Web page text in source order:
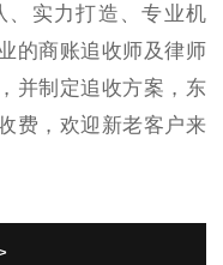
、实力打造、专业机
的商账追收师及律师
并制定追收方案，东
费，欢迎新老客户来